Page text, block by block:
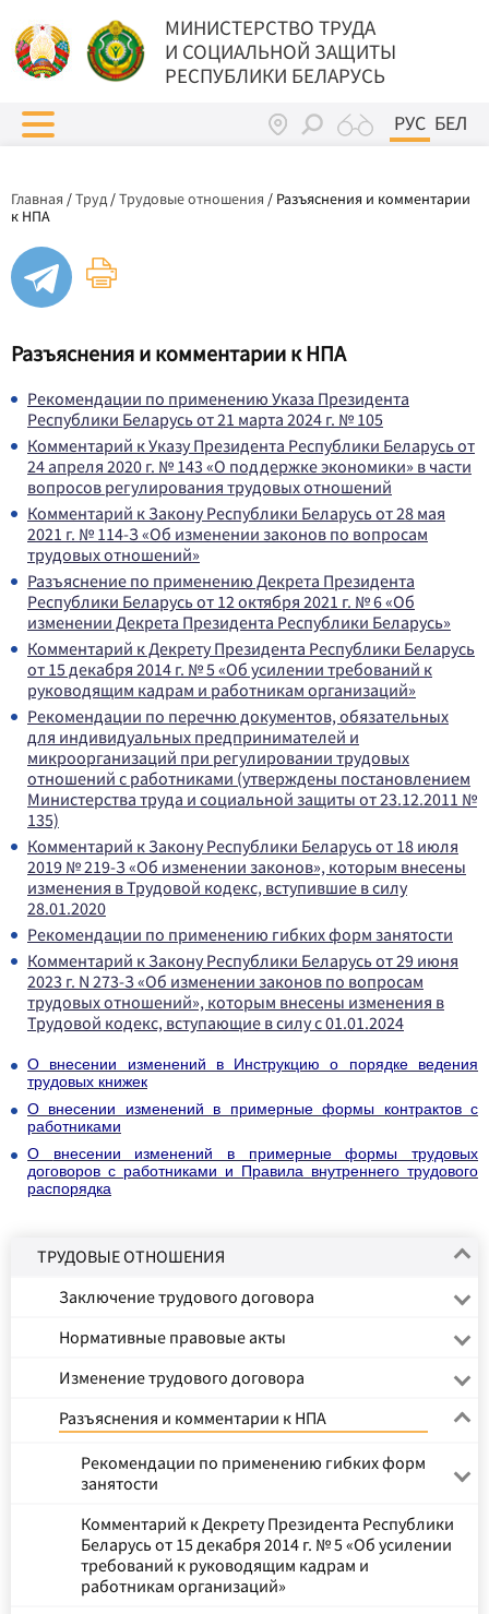
МИНИСТЕРСТВО ТРУДА
И СОЦИАЛЬНОЙ ЗАЩИТЫ
РЕСПУБЛИКИ БЕЛАРУСЬ
РУС БЕЛ
Главная /Труд/Трудовые отношения / Разъяснения и комментарии
к НПА
Разъяснения и комментарии к НПА
Рекомендации по применению Указа Президента
Республики Беларусь от 21 марта 2024 г. № 105
Комментарий к Указу Президента Республики Беларусь от
24 апреля 2020 г. № 143 «О поддержке экономики» в части
вопросов регулирования трудовых отношений
Комментарий к Закону Республики Беларусь от 28 мая
2021 г. № 114-З «Об изменении законов по вопросам
трудовых отношений»
Разъяснение по применению Декрета Президента
Республики Беларусь от 12 октября 2021 г. № 6 «Об
изменении Декрета Президента Республики Беларусь»
Комментарий к Декрету Президента Республики Беларусь
от 15 декабря 2014 г. № 5 «Об усилении требований к
руководящим кадрам и работникам организаций»
Рекомендации по перечню документов, обязательных
для индивидуальных предпринимателей и
микроорганизаций при регулировании трудовых
отношений с работниками (утверждены постановлением
Министерства труда и социальной защиты от 23.12.2011 №
135)
Комментарий к Закону Республики Беларусь от 18 июля
2019 № 219-З «Об изменении законов», которым внесены
изменения в Трудовой кодекс, вступившие в силу
28.01.2020
Рекомендации по применению гибких форм занятости
Комментарий к Закону Республики Беларусь от 29 июня
2023 г. N 273-З «Об изменении законов по вопросам
трудовых отношений», которым внесены изменения в
Трудовой кодекс, вступающие в силу с 01.01.2024
О внесении изменений в Инструкцию о порядке ведения
трудовых книжек
О внесении изменений в примерные формы контрактов с
работниками
О
внесении изменений в примерные формы трудовых
договоров с работниками и Правила внутреннего трудового
распорядка
ТРУДОВЫЕ ОТНОШЕНИЯ
Заключение трудового договора
Нормативные правовые акты
Изменение трудового договора
Разъяснения и комментарии к НПА
Рекомендации по применению гибких форм
занятости
Комментарий к Декрету Президента Республики
Беларусь от 15 декабря 2014 г. № 5 «Об усилении
требований к руководящим кадрам и
работникам организаций»